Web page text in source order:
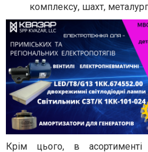
комплексу, шахт,
Крім цього, в